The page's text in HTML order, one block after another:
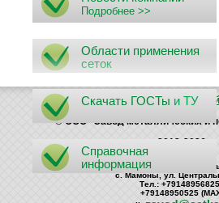
Подробнее >>
Области применения
сеток
Скачать ГОСТы и ТУ
Справочная
информация
Поиск
Карта
© ООО "Завод металлических и
2012-2026
Россия, 664535, Иркутская
с. Мамоны, ул.
Тел.: +79148956825,
+79148950525